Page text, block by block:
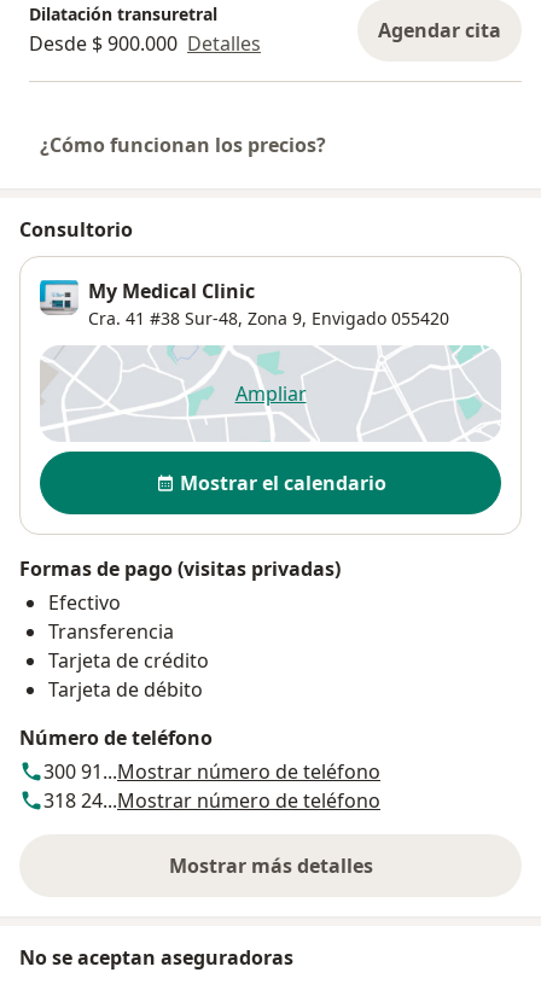
Dilatación transuretral
Desde $ 900.000 Detalles Agendar cita
¿Cómo funcionan los precios?
Consultorio
My Medical Clinic
Cra. 41 #38 Sur-48, Zona 9, Envigado 055420
Ampliarse abre en una nueva
Disponibilidad
Mostrar el calendario
Formas de pago (visitas privadas)
Efectivo
Transferencia
Tarjeta de crédito
Tarjeta de débito
Número de teléfono
300 91...Mostrar número de teléfono
318 24...Mostrar número de teléfono
Mostrar más detalles
sobre la dirección
No se aceptan aseguradoras